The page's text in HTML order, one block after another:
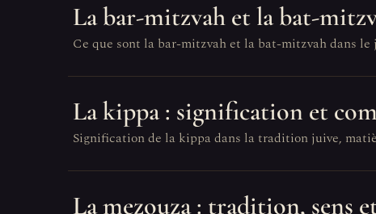
La bar-mitzvah et la bat-
Ce que sont la bar-mitzvah et la bat-mitzvah dans le
La kippa : signification et
Signification de la kippa dans la tradition juive,
La mezouza : tradition, sens